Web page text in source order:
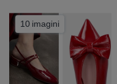
10 imagini